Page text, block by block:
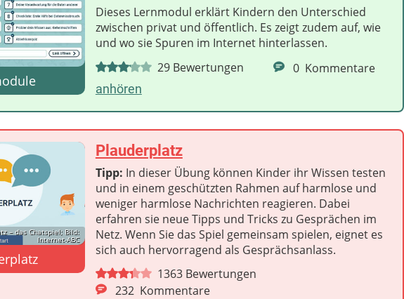
Dieses Lernmodul erklärt Kindern den Unterschied
zwischen privat und öffentlich. Es zeigt zudem auf, wie
und wo sie Spuren im Internet hinterlassen.
29 Bewertungen 0 Kommentare
anhören
– das Chatspiel; Bild:
Internet-ABC
Plauderplatz
Tipp: In dieser Übung können Kinder ihr Wissen testen
und in einem geschützten Rahmen auf harmlose und
weniger harmlose Nachrichten reagieren. Dabei
erfahren sie neue Tipps und Tricks zu Gesprächen im
Netz. Wenn Sie das Spiel gemeinsam spielen, eignet es
sich auch hervorragend als Gesprächsanlass.
1363 Bewertungen
232 Kommentare